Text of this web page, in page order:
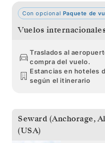
Con opcional Paquete de
Vuelos
Traslados al
compra del vuelo.
Estancias en hoteles
según el itinerario
Seward (Anchorage,
(USA)